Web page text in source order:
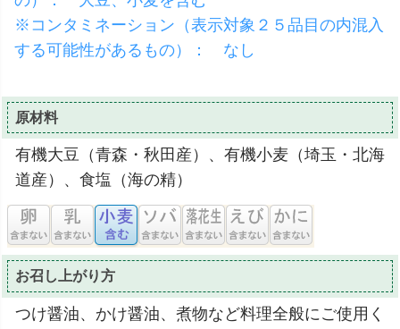
※コンタミネーション（表示対象２５品目の内混入
する可能性があるもの）： なし
原材料
有機大豆（青森・秋田産）、有機小麦（埼玉・北海
道産）、食塩（海の精）
お召し上がり方
つけ醤油、かけ醤油、煮物など料理全般にご使用く